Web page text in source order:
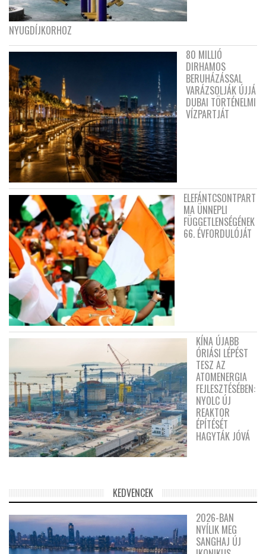
NYUGDÍJKORHOZ
80 MILLIÓ
DIRHAMOS
BERUHÁZÁSSAL
VARÁZSOLJÁK ÚJJÁ
DUBAI TÖRTÉNELMI
VÍZPARTJÁT
ELEFÁNTCSONTPART
MA ÜNNEPLI
FÜGGETLENSÉGÉNEK
66. ÉVFORDULÓJÁT
KÍNA ÚJABB
ÓRIÁSI LÉPÉST
TESZ AZ
ATOMENERGIA
FEJLESZTÉSÉBEN:
NYOLC ÚJ
REAKTOR
ÉPÍTÉSÉT
HAGYTÁK JÓVÁ
KEDVENCEK
2026-BAN
NYÍLIK MEG
SANGHAJ ÚJ